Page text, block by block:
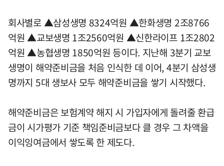
회사별로 ▲삼성생명 8324억원 ▲한화생명 2조8766
억원 ▲교보생명 1조2560억원 ▲신한라이프 1조2802
억원 ▲농협생명 1850억원 등이다. 지난해 3분기 교보
생명이 해약준비금을 처음 인식한 데 이어, 4분기 삼성생
명까지 5대 생보사 모두 해약준비금을 쌓기 시작했다.
해약준비금은 보험계약 해지 시 가입자에게 돌려줄 환급
금이 시가평가 기준 책임준비금보다 클 경우 그 차액을
이익잉여금에서 쌓도록 한 제도다.